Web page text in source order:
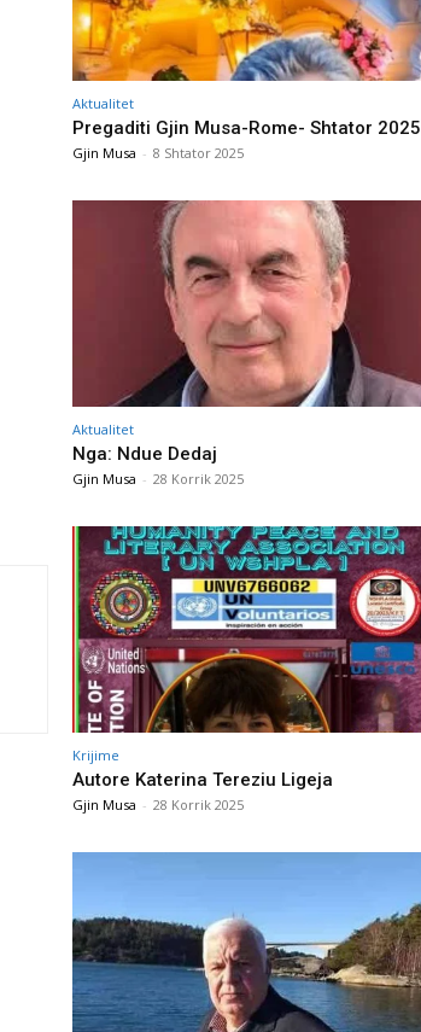
Aktualitet
Pregaditi Gjin Musa-Rome- Shtator 2025
Gjin Musa - 8 Shtator 2025
Aktualitet
Nga: Ndue Dedaj
Gjin Musa - 28 Korrik 2025
Krijime
Autore Katerina Tereziu Ligeja
Gjin Musa - 28 Korrik 2025